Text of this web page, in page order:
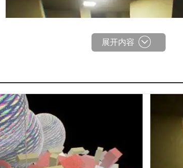
遇到迷宫一样的建筑分布，需要识别正确的方向；
展开内容